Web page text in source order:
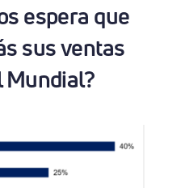
espera que
sus ventas
Mundial?